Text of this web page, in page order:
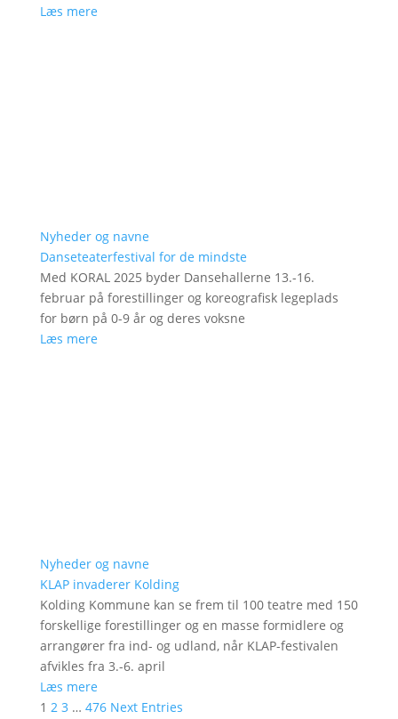
Læs mere
Nyheder og navne
Danseteaterfestival for de mindste
Med KORAL 2025 byder Dansehallerne 13.-16.
februar på forestillinger og koreografisk legeplads
for børn på 0-9 år og deres voksne
Læs mere
Nyheder og navne
KLAP invaderer Kolding
Kolding Kommune kan se frem til 100 teatre med 150
forskellige forestillinger og en masse formidlere og
arrangører fra ind- og udland, når KLAP-festivalen
afvikles fra 3.-6. april
Læs mere
1 2 3 … 476 Next Entries